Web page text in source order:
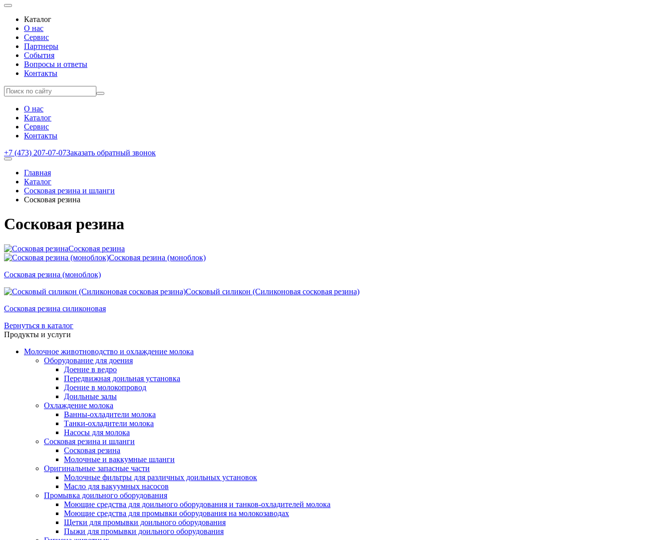
Каталог
О нас
Сервис
Партнеры
События
Вопросы и ответы
Контакты
О нас
Каталог
Сервис
Контакты
+7 (473) 207-07-07Заказать обратный звонок
Главная
Каталог
Сосковая резина и шланги
Сосковая резина
Сосковая резина
Сосковая резина
Сосковая резина (моноблок)
Сосковая резина (моноблок)
Сосковый силикон (Силиконовая сосковая резина)
Сосковая резина силиконовая
Вернуться в каталог
Продукты и услуги
Молочное животноводство и охлаждение молока
Оборудование для доения
Доение в ведро
Передвижная доильная установка
Доение в молокопровод
Доильные залы
Охлаждение молока
Ванны-охладители молока
Танки-охладители молока
Насосы для молока
Сосковая резина и шланги
Сосковая резина
Молочные и ваккумные шланги
Оригинальные запасные части
Молочные фильтры для различных доильных установок
Масло для вакуумных насосов
Промывка доильного оборудования
Моющие средства для доильного оборудования и танков-охладителей молока
Моющие средства для промывки оборудования на молокозаводах
Щетки для промывки доильного оборудования
Пыжи для промывки доильного оборудования